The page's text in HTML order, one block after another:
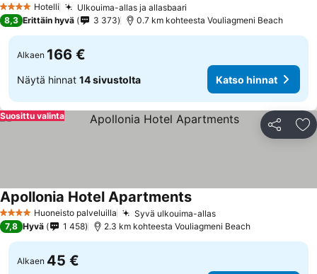
4 Tähtiluokitus
Hotelli Ulkouima-allas ja allasbaari
8,3 Erittäin hyvä 3 373 0.7 km kohteesta Vouliagmeni Beach
Alkaen 166 €
Näytä hinnat 14 sivustolta Katso hinnat
Jaa
Suosittu valinta
4 TähtiluokitusHuoneisto palveluilla Syvä ulkouima-allas
Apollonia Hotel Apartments
7,8 Hyvä 1 458 2.3 km kohteesta Vouliagmeni Beach
Alkaen 45 €